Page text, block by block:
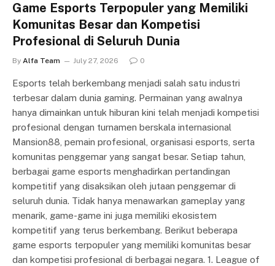
Game Esports Terpopuler yang Memiliki
Komunitas Besar dan Kompetisi
Profesional di Seluruh Dunia
By Alfa Team July 27, 2026 0
Esports telah berkembang menjadi salah satu industri
terbesar dalam dunia gaming. Permainan yang awalnya
hanya dimainkan untuk hiburan kini telah menjadi kompetisi
profesional dengan turnamen berskala internasional
Mansion88, pemain profesional, organisasi esports, serta
komunitas penggemar yang sangat besar. Setiap tahun,
berbagai game esports menghadirkan pertandingan
kompetitif yang disaksikan oleh jutaan penggemar di
seluruh dunia. Tidak hanya menawarkan gameplay yang
menarik, game-game ini juga memiliki ekosistem
kompetitif yang terus berkembang. Berikut beberapa
game esports terpopuler yang memiliki komunitas besar
dan kompetisi profesional di berbagai negara. 1. League of